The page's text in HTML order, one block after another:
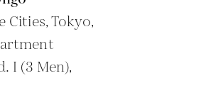
Cities, Tokyo,
I (3 Men),